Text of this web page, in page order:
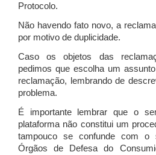
Protocolo.
Não havendo fato novo, a
por motivo de duplicidade.
Caso os objetos das
pedimos que escolha um
reclamação, lembrando de
problema.
É importante lembrar que o
plataforma não constitui um
tampouco se confunde com o
Órgãos de Defesa do